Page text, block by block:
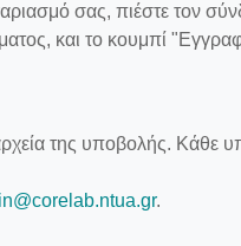
σας, πιέστε τον
και το κουμπί
της υποβολής. Κάθε
.